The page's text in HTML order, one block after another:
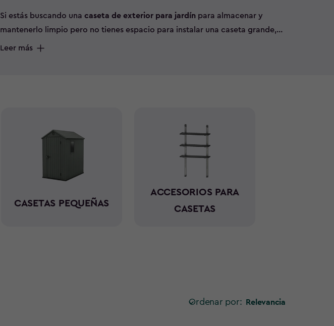
Si estás buscando una caseta de exterior para jardín para almacenar y
mantenerlo limpio pero no tienes espacio para instalar una caseta grande,
tenemos otras opciones de casetas medianas y pequeñas disponibles para ti.
y hay que lijarlas, barnizarlas o pintarlas y protegerlas contra el óxido. Para
evitar perder el tiempo en el mantenimiento de tu caseta de jardín, con la gama
de casetas de resina de Keter no tendrás que invertir nada de tiempo ya que
están fabricadas para resistir cualquier climatología a lo largo de los años.
Leer más
CASETAS PEQUEÑAS
ACCESORIOS PARA
CASETAS
Ordenar por: Relevancia